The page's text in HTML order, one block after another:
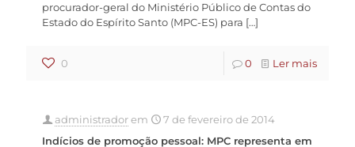
procurador-geral do Ministério Público de Contas do
Estado do Espírito Santo (MPC-ES) para […]
0 0 Ler mais
administradorem
7 de fevereiro de 2014
Indícios de promoção pessoal: MPC representa em